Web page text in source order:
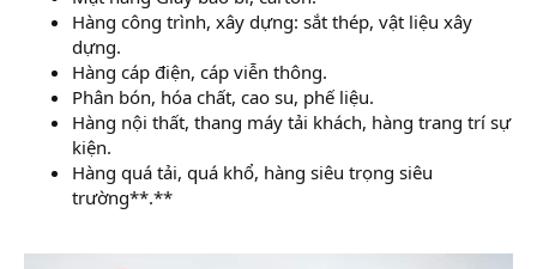
Hàng công trình, xây dựng: sắt thép, vật liệu xây
dựng.
Hàng cáp điện, cáp viễn thông.
Phân bón, hóa chất, cao su, phế liệu.
Hàng nội thất, thang máy tải khách, hàng trang trí sự
kiện.
Hàng quá tải, quá khổ, hàng siêu trọng siêu
trường**.**